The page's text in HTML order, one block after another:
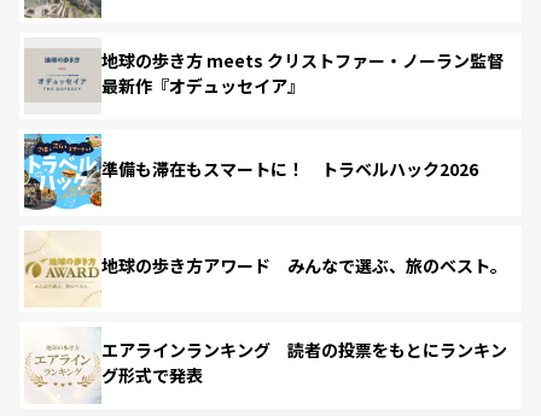
地球の歩き方 meets クリストファー・ノーラン監督
最新作『オデュッセイア』
準備も滞在もスマートに！ トラベルハック2026
地球の歩き方アワード みんなで選ぶ、旅のベスト。
エアラインランキング 読者の投票をもとにランキン
グ形式で発表